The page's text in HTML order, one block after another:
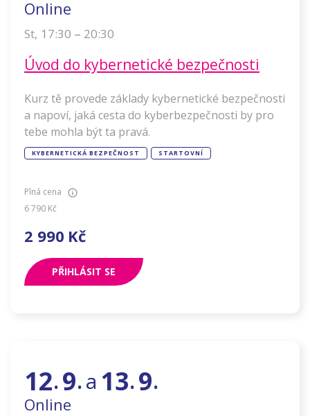
Online
St, 17:30 – 20:30
Úvod do kybernetické bezpečnosti
Kurz tě provede základy kybernetické bezpečnosti
a napoví, jaká cesta do kyberbezpečnosti by pro
tebe mohla být ta pravá.
KYBERNETICKÁ BEZPEČNOST STARTOVNÍ
Plná cena
6 790 Kč
2 990 Kč
PŘIHLÁSIT SE
12.9.a 13.9.
Online